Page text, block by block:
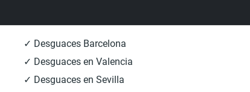
✓ Desguaces Barcelona
✓ Desguaces en Valencia
✓ Desguaces en Sevilla